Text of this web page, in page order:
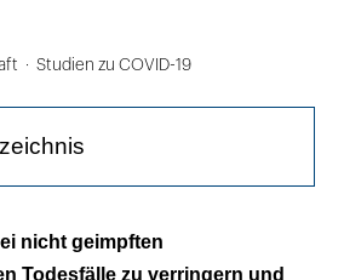
Studien zu COVID-19
Studie liefert nur schwache
nicht geimpften
Todesfälle zu verringern und